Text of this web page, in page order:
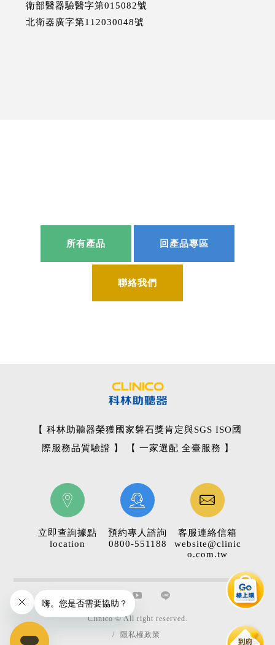
衛部醫器驗醫字第015082號
北衛器廣字第112030048號
所有產品 回產品專區
聯絡我們
【 科林助聽器榮獲國家磐石獎肯定與SGS ISO國
際服務品質驗證 】 【 一家選配 全臺服務 】
立即查詢據點
location
預約專人諮詢
0800-551188
客服連絡信箱
website@clinic
o.com.tw
Clinico © All right reserved.
/
隱私權政策